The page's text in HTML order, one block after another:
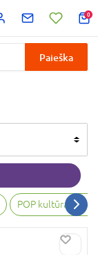
0
Paieška
POP kultūra ir